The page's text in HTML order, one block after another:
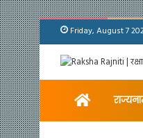
Friday, August 7
Home